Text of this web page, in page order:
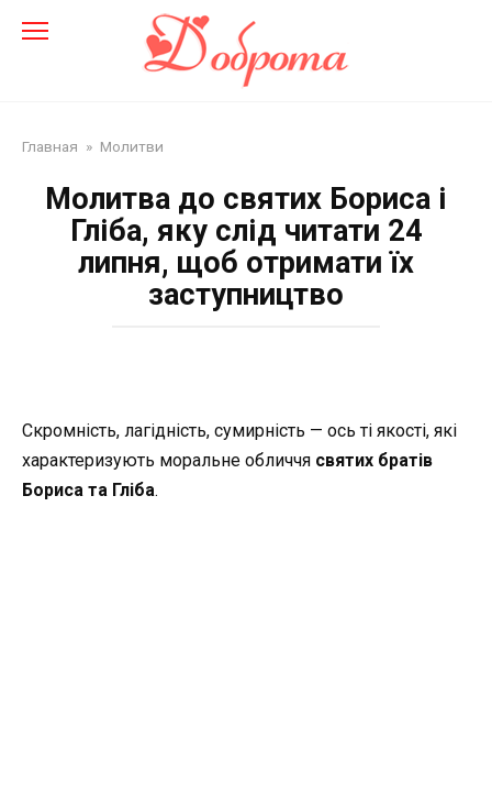
Главная » Молитви
Молитва до святих Бориса і
Гліба, яку слід читати 24
липня, щоб отримати їх
заступництво
Скромність, лагідність, сумирність — ось ті якості, які
характеризують моральне обличчя святих братів
Бориса та Гліба.